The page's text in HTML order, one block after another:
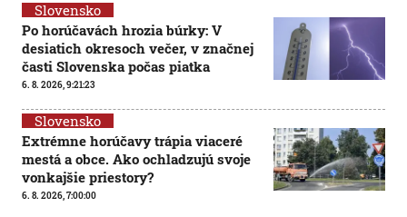
Slovensko
Po horúčavách hrozia búrky: V
desiatich okresoch večer, v značnej
časti Slovenska počas piatka
6. 8. 2026, 9:21:23
Slovensko
Extrémne horúčavy trápia viaceré
mestá a obce. Ako ochladzujú svoje
vonkajšie priestory?
6. 8. 2026, 7:00:00